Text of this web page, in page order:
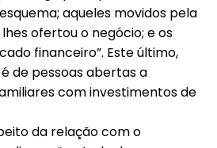
aqueles movidos pela
ofertou o negócio; e os
financeiro”. Este último,
de pessoas abertas a
com investimentos de
da relação com o